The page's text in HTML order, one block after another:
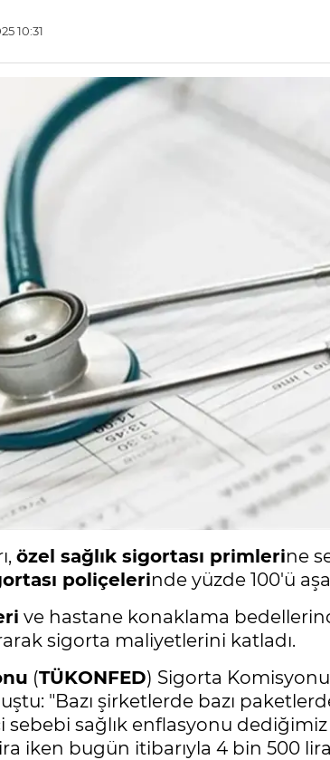
10:31
özel sağlık sigortası primlerine
poliçelerinde yüzde 100'ü
ve hastane konaklama
sigorta maliyetlerini katladı.
(TÜKONFED) Sigorta Komisyonu
"Bazı şirketlerde bazı
sebebi sağlık enflasyonu
iken bugün itibarıyla 4 bin 500